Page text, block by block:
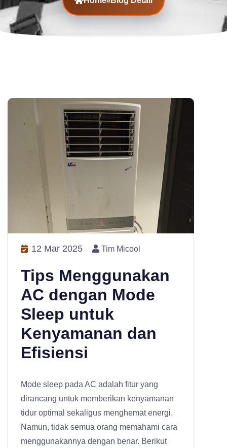
12 Mar 2025 Tim Micool
Tips Menggunakan
AC dengan Mode
Sleep untuk
Kenyamanan dan
Efisiensi
Mode sleep pada AC adalah fitur yang
dirancang untuk memberikan kenyamanan
tidur optimal sekaligus menghemat energi.
Namun, tidak semua orang memahami cara
menggunakannya dengan benar. Berikut